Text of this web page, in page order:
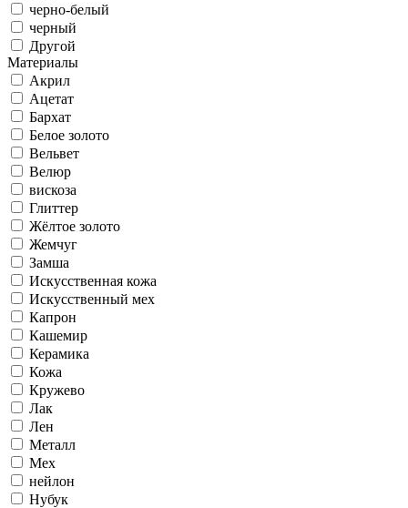
черно-белый
черный
Другой
Материалы
Акрил
Ацетат
Бархат
Белое золото
Вельвет
Велюр
вискоза
Глиттер
Жёлтое золото
Жемчуг
Замша
Искусственная кожа
Искусственный мех
Капрон
Кашемир
Керамика
Кожа
Кружево
Лак
Лен
Металл
Мех
нейлон
Нубук